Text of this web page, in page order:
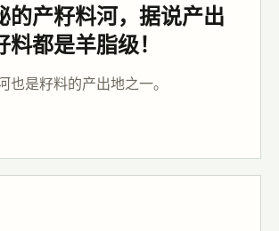
的产籽料河，据说产出
都是羊脂级！
也是籽料的产出地之一。